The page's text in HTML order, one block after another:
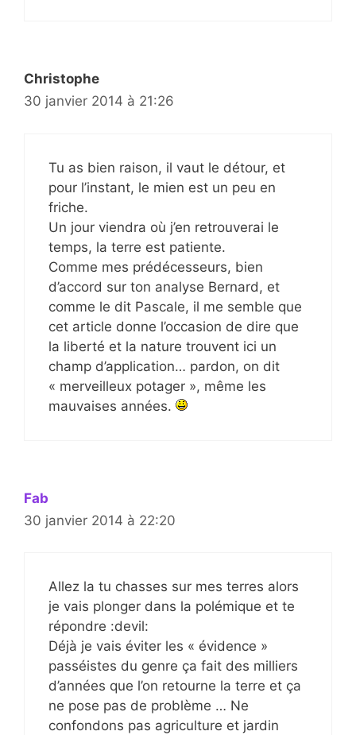
Christophe
30 janvier 2014 à 21:26
Tu as bien raison, il vaut le détour, et
pour l’instant, le mien est un peu en
friche.
Un jour viendra où j’en retrouverai le
temps, la terre est patiente.
Comme mes prédécesseurs, bien
d’accord sur ton analyse Bernard, et
comme le dit Pascale, il me semble que
cet article donne l’occasion de dire que
la liberté et la nature trouvent ici un
champ d’application… pardon, on dit
« merveilleux potager », même les
mauvaises années.
Fab
30 janvier 2014 à 22:20
Allez la tu chasses sur mes terres alors
je vais plonger dans la polémique et te
répondre :devil:
Déjà je vais éviter les « évidence »
passéistes du genre ça fait des milliers
d’années que l’on retourne la terre et ça
ne pose pas de problème … Ne
confondons pas agriculture et jardin